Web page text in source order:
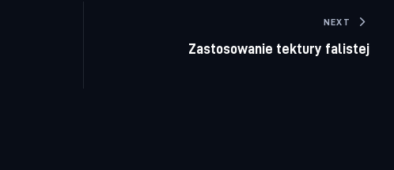
NEXT
Zastosowanie tektury falistej